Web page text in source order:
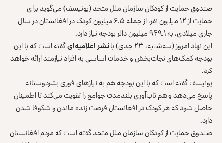
صندوق حمایت از کودکان سازمان ملل متحد (یونیسف) می‌گوید برای
حمایت از ۱۲ میلیون نفر، از جمله ۶.۵ میلیون کودک در افغانستان در سال
جاری میلادی، به ۹۴۹.۱ میلیون دالر بودجه نیاز دارد.
این نهاد امروز (سه‌شنبه، ۲۳ جدی) با
نشر اعلامیه‌ایگفته است که با این
بودجه کمک‌های نجات‌بخش و خدمات اساسی به افراد نیازمند ارائه خواهد
کرد.
یونیسف گفته است که با این بودجه هم به نیازهای فوری بشردوستانه
پاسخ می‌دهد و هم تاب‌آوری بلندمدت جوامع را تقویت می‌کند تا اطمینان
حاصل شود که هر کودک در افغانستان فرصت زنده ماندن و شکوفا شدن
دارد.
صندوق حمایت از کودکان سازمان ملل متحد گفته است که مردم افغانستان